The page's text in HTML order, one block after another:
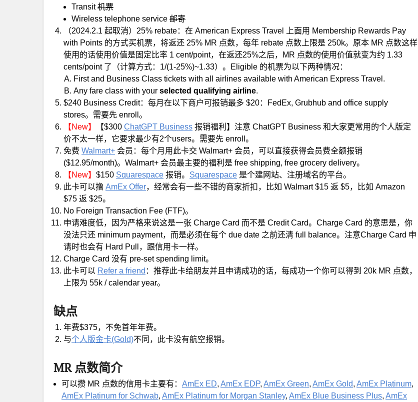
Transit机票
Wireless telephone service 邮寄
（2024.2.1 起取消）25% rebate：在 American Express Travel 上面用 Membership Rewards Pay
with Points 的方式买机票，将返还 25% MR 点数，每年 rebate 点数上限是 250k。原本 MR 点数这样
使用的话使用价值是固定比率 1 cent/point，在返还25%之后，MR 点数的使用价值就变为约 1.33
cents/point 了（计算方式：1/(1-25%)~1.33）。Eligible 的机票为以下两种情况：
First and Business Class tickets with all airlines available with American Express Travel.
Any fare class with your selected qualifying airline.
$240 Business Credit：每月在以下商户可报销最多 $20：FedEx, Grubhub and office supply
stores。需要先 enroll。
【New】
【$300 ChatGPT Business 报销福利】注意 ChatGPT Business 和大家更常用的个人版定
价不太一样，它要求最少有2个users。需要先 enroll。
免费 Walmart+ 会员：每个月用此卡交 Walmart+ 会员，可以直接获得会员费全额报销
($12.95/month)。Walmart+ 会员最主要的福利是 free shipping, free grocery delivery。
【New】 $150 Squarespace 报销。 Squarespace 是个建网站、注册域名的平台。
此卡可以撸 AmEx Offer，经常会有一些不错的商家折扣，比如 Walmart $15 返 $5，比如 Amazon
$75 返 $25。
No Foreign Transaction Fee (FTF)。
申请难度低，因为严格来说这是一张 Charge Card 而不是 Credit Card。Charge Card 的意思是，你
没法只还 minimum payment，而是必须在每个 due date 之前还清 full balance。注意Charge Card 申
请时也会有 Hard Pull，跟信用卡一样。
Charge Card 没有 pre-set spending limit。
此卡可以 Refer a friend ：推荐此卡给朋友并且申请成功的话，每成功一个你可以得到 20k MR 点数，
上限为 55k / calendar year。
缺点
年费$375，不免首年年费。
与个人版金卡(Gold)不同，此卡没有航空报销。
MR 点数简介
可以攒 MR 点数的信用卡主要有： AmEx ED, AmEx EDP, AmEx Green, AmEx Gold, AmEx Platinum,
AmEx Platinum for Schwab, AmEx Platinum for Morgan Stanley, AmEx Blue Business Plus, AmEx